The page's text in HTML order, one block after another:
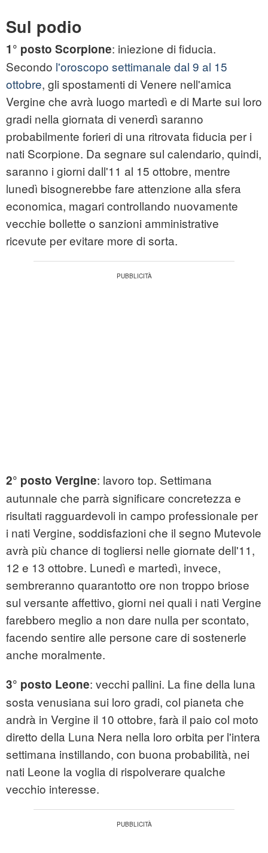
Sul podio
1° posto Scorpione: iniezione di fiducia.
Secondo l'oroscopo settimanale dal 9 al 15
ottobre, gli spostamenti di Venere nell'amica
Vergine che avrà luogo martedì e di Marte sui loro
gradi nella giornata di venerdì saranno
probabilmente forieri di una ritrovata fiducia per i
nati Scorpione. Da segnare sul calendario, quindi,
saranno i giorni dall'11 al 15 ottobre, mentre
lunedì bisognerebbe fare attenzione alla sfera
economica, magari controllando nuovamente
vecchie bollette o sanzioni amministrative
ricevute per evitare more di sorta.
2° posto Vergine: lavoro top. Settimana
autunnale che parrà significare concretezza e
risultati ragguardevoli in campo professionale per
i nati Vergine, soddisfazioni che il segno Mutevole
avrà più chance di togliersi nelle giornate dell'11,
12 e 13 ottobre. Lunedì e martedì, invece,
sembreranno quarantotto ore non troppo briose
sul versante affettivo, giorni nei quali i nati Vergine
farebbero meglio a non dare nulla per scontato,
facendo sentire alle persone care di sostenerle
anche moralmente.
3° posto Leone: vecchi pallini. La fine della luna
sosta venusiana sui loro gradi, col pianeta che
andrà in Vergine il 10 ottobre, farà il paio col moto
diretto della Luna Nera nella loro orbita per l'intera
settimana instillando, con buona probabilità, nei
nati Leone la voglia di rispolverare qualche
vecchio interesse.